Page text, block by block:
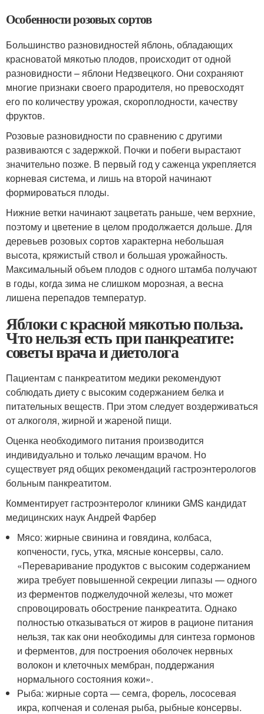
Особенности розовых сортов
Большинство разновидностей яблонь, обладающих
красноватой мякотью плодов, происходит от одной
разновидности – яблони Недзвецкого. Они сохраняют
многие признаки своего прародителя, но превосходят
его по количеству урожая, скороплодности, качеству
фруктов.
Розовые разновидности по сравнению с другими
развиваются с задержкой. Почки и побеги вырастают
значительно позже. В первый год у саженца укрепляется
корневая система, и лишь на второй начинают
формироваться плоды.
Нижние ветки начинают зацветать раньше, чем верхние,
поэтому и цветение в целом продолжается дольше. Для
деревьев розовых сортов характерна небольшая
высота, кряжистый ствол и большая урожайность.
Максимальный объем плодов с одного штамба получают
в годы, когда зима не слишком морозная, а весна
лишена перепадов температур.
Яблоки с красной мякотью польза.
Что нельзя есть при панкреатите:
советы врача и диетолога
Пациентам с панкреатитом медики рекомендуют
соблюдать диету с высоким содержанием белка и
питательных веществ. При этом следует воздерживаться
от алкоголя, жирной и жареной пищи.
Оценка необходимого питания производится
индивидуально и только лечащим врачом. Но
существует ряд общих рекомендаций гастроэнтерологов
больным панкреатитом.
Комментирует гастроэнтеролог клиники GMS кандидат
медицинских наук Андрей Фарбер
Мясо: жирные свинина и говядина, колбаса,
копчености, гусь, утка, мясные консервы, сало.
«Переваривание продуктов с высоким содержанием
жира требует повышенной секреции липазы — одного
из ферментов поджелудочной железы, что может
спровоцировать обострение панкреатита. Однако
полностью отказываться от жиров в рационе питания
нельзя, так как они необходимы для синтеза гормонов
и ферментов, для построения оболочек нервных
волокон и клеточных мембран, поддержания
нормального состояния кожи».
Рыба: жирные сорта — семга, форель, лососевая
икра, копченая и соленая рыба, рыбные консервы.